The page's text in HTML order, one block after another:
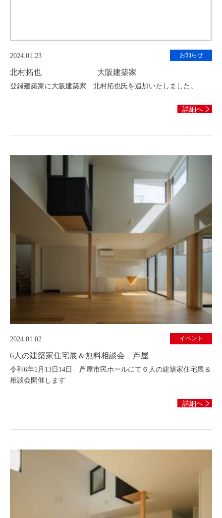
2024.01.23
北村拓也 大阪建築家
登録建築家に大阪建築家 北村拓也氏を追加いたしました。
お知らせ
詳細へ
2024.01.02
6人の建築家住宅展＆無料相談会 芦屋
令和6年1月13日14日 芦屋市民ホールにて６人の建築家住宅展＆
相談会開催します
イベント
詳細へ